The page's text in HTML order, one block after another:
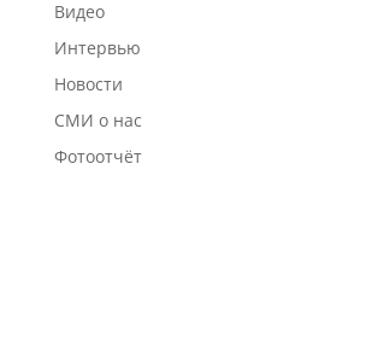
Видео
Интервью
Новости
СМИ о нас
Фотоотчёт